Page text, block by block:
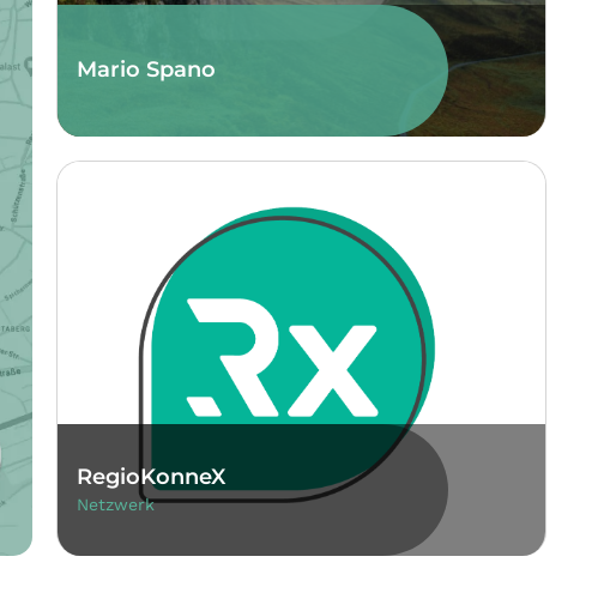
Mario Spano
RegioKonneX
Netzwerk